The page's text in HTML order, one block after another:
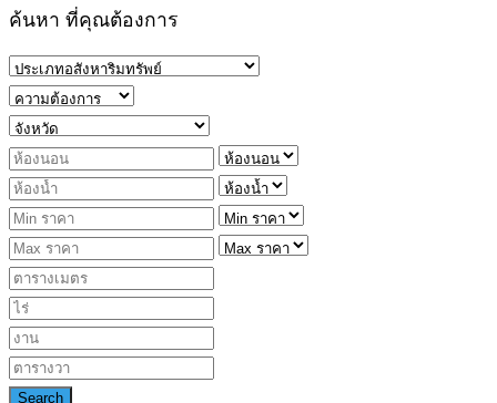
ค้นหา ที่คุณต้องการ
Search